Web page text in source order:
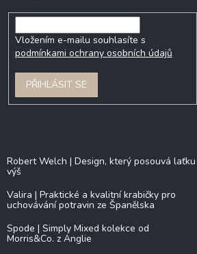
Vložením e-mailu souhlasíte s
podmínkami ochrany osobních údajů
PŘIHLÁSIT SE
Robert Welch | Design, který posouvá laťku
výš
Valira | Praktické a kvalitní krabičky pro
uchovávání potravin ze Španělska
Spode | Simply Mixed kolekce od
Morris&Co. z Anglie